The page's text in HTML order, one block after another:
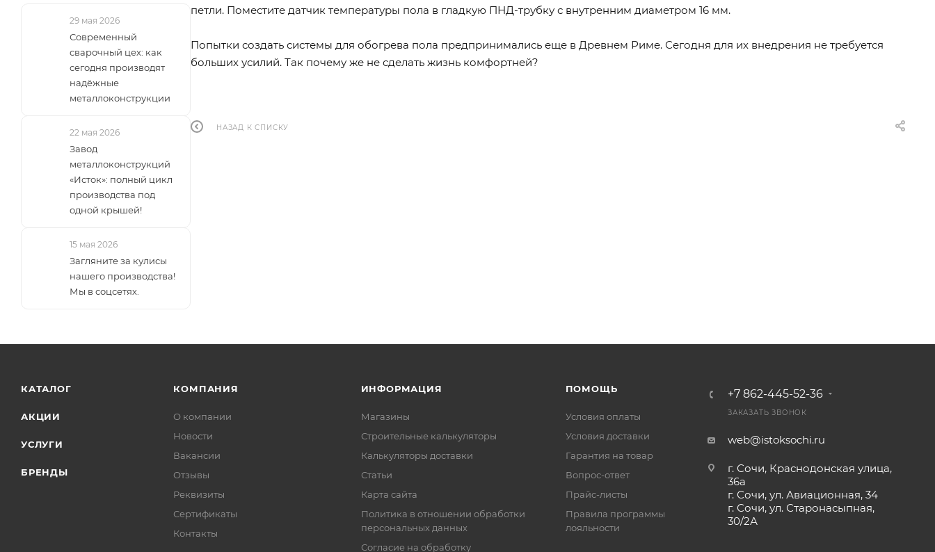
петли. Поместите датчик температуры пола в гладкую ПНД-трубку с внутренним диаметром 16 мм.
Попытки создать системы для обогрева пола предпринимались еще в Древнем Риме. Сегодня для их внедрения не требуется
больших усилий. Так почему же не сделать жизнь комфортней?
НАЗАД К СПИСКУ
29 мая 2026
Современный
сварочный цех: как
сегодня производят
надёжные
металлоконструкции
22 мая 2026
Завод
металлоконструкций
«Исток»: полный цикл
производства под
одной крышей!
15 мая 2026
Загляните за кулисы
нашего производства!
Мы в соцсетях.
КАТАЛОГ
АКЦИИ
УСЛУГИ
БРЕНДЫ
КОМПАНИЯ
О компании
Новости
Вакансии
Отзывы
Реквизиты
Сертификаты
Контакты
ИНФОРМАЦИЯ
Магазины
Строительные калькуляторы
Калькуляторы доставки
Статьи
Карта сайта
Политика в отношении обработки
персональных данных
Согласие на обработку
ПОМОЩЬ
Условия оплаты
Условия доставки
Гарантия на товар
Вопрос-ответ
Прайс-листы
Правила программы
лояльности
+7 862-445-52-36
ЗАКАЗАТЬ ЗВОНОК
web@istoksochi.ru
г. Сочи, Краснодонская улица,
36а
г. Сочи, ул. Авиационная, 34
г. Сочи, ул. Старонасыпная,
30/2А